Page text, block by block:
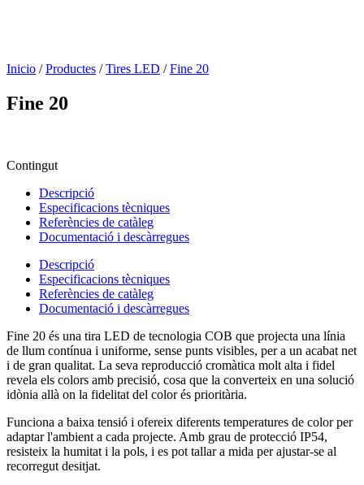
Inicio / Productes / Tires LED / Fine 20
Fine 20
Contingut
Descripció
Especificacions tècniques
Referències de catàleg
Documentació i descàrregues
Descripció
Especificacions tècniques
Referències de catàleg
Documentació i descàrregues
Fine 20 és una tira LED de tecnologia COB que projecta una línia
de llum contínua i uniforme, sense punts visibles, per a un acabat net
i de gran qualitat. La seva reproducció cromàtica molt alta i fidel
revela els colors amb precisió, cosa que la converteix en una solució
idònia allà on la fidelitat del color és prioritària.
Funciona a baixa tensió i ofereix diferents temperatures de color per
adaptar l'ambient a cada projecte. Amb grau de protecció IP54,
resisteix la humitat i la pols, i es pot tallar a mida per ajustar-se al
recorregut desitjat.